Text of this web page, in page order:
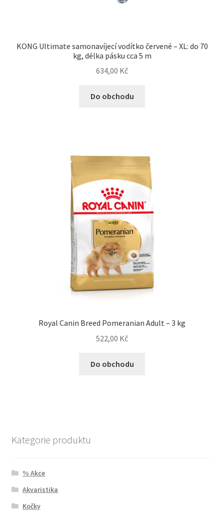
KONG Ultimate samonavíjecí vodítko červené – XL: do 70
kg, délka pásku cca 5 m
634,00 Kč
Do obchodu
Royal Canin Breed Pomeranian Adult – 3 kg
522,00 Kč
Do obchodu
Kategorie produktu
% Akce
Akvaristika
Kočky